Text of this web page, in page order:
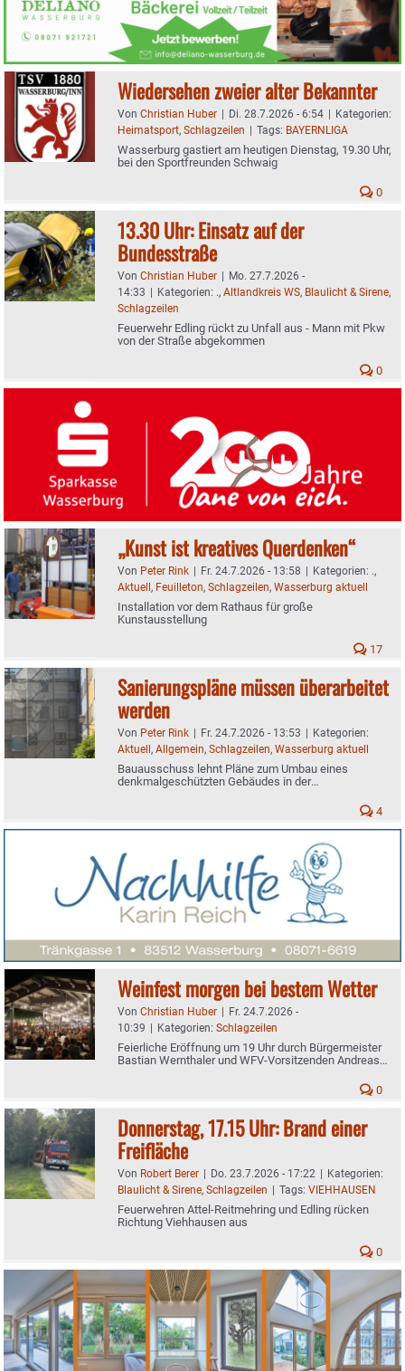
Wiedersehen zweier alter Bekannter
Von Christian Huber Di. 28.7.2026 - 6:54
Kategorien:
Heimatsport, Schlagzeilen Tags: BAYERNLIGA
Wasserburg gastiert am heutigen Dienstag, 19.30 Uhr,
bei den Sportfreunden Schwaig
0
13.30 Uhr: Einsatz auf der
Bundesstraße
Von Christian Huber
Mo. 27.7.2026 -
14:33
Kategorien: ., Altlandkreis WS, Blaulicht & Sirene,
Schlagzeilen
Feuerwehr Edling rückt zu Unfall aus - Mann mit Pkw
von der Straße abgekommen
0
„Kunst ist kreatives Querdenken“
Von Peter Rink Fr. 24.7.2026 - 13:58 Kategorien: .,
Aktuell , Feuilleton, Schlagzeilen, Wasserburg aktuell
Installation vor dem Rathaus für große
Kunstausstellung
17
Sanierungspläne müssen überarbeitet
werden
Von Peter Rink Fr. 24.7.2026 - 13:53
Kategorien:
Aktuell , Allgemein, Schlagzeilen, Wasserburg aktuell
Bauausschuss lehnt Pläne zum Umbau eines
denkmalgeschützten Gebäudes in der
4
Weinfest morgen bei bestem Wetter
Von Christian Huber | Fr. 24.7.2026 -
10:39 | Kategorien: Schlagzeilen
Feierliche Eröffnung um 19 Uhr durch Bürgermeister
Bastian Wernthaler und WFV-Vorsitzenden Andreas
0
Donnerstag, 17.15 Uhr: Brand einer
Freifläche
Von Robert Berer | Do. 23.7.2026 - 17:22 | Kategorien:
Blaulicht & Sirene, Schlagzeilen | Tags: VIEHHAUSEN
Feuerwehren Attel-Reitmehring und Edling rücken
Richtung Viehhausen aus
0